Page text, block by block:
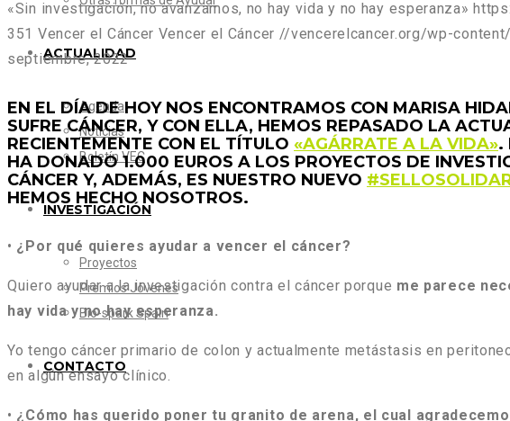
ACTUALIDAD
Agenda
Noticias
Boletín VEC
INVESTIGACIÓN
Proyectos
Premios Jóvenes
Bio-spark Spain
CONTACTO
«Sin investigación, no avanzamos, no hay vida y no hay esperanza»
351 Vencer el Cáncer Vencer el Cáncer //vencerelcancer.org/wp-
septiembre, 2022
EN EL DÍA DE HOY NOS ENCONTRAMOS CON MARISA
SUFRE CÁNCER, Y CON ELLA, HEMOS REPASADO LA
RECIENTEMENTE CON EL TÍTULO «AGÁRRATE A LA VIDA».
HA DONADO 1.000 EUROS A LOS PROYECTOS DE
CÁNCER Y, ADEMÁS, ES NUESTRO NUEVO
HEMOS HECHO NOSOTROS.
• ¿Por qué quieres ayudar a vencer el cáncer?
Quiero ayudar a la investigación contra el cáncer porque me parece
hay vida y no hay esperanza.
Yo tengo cáncer primario de colon y actualmente metástasis en
en algún ensayo clínico.
• ¿Cómo has querido poner tu granito de arena, el cual